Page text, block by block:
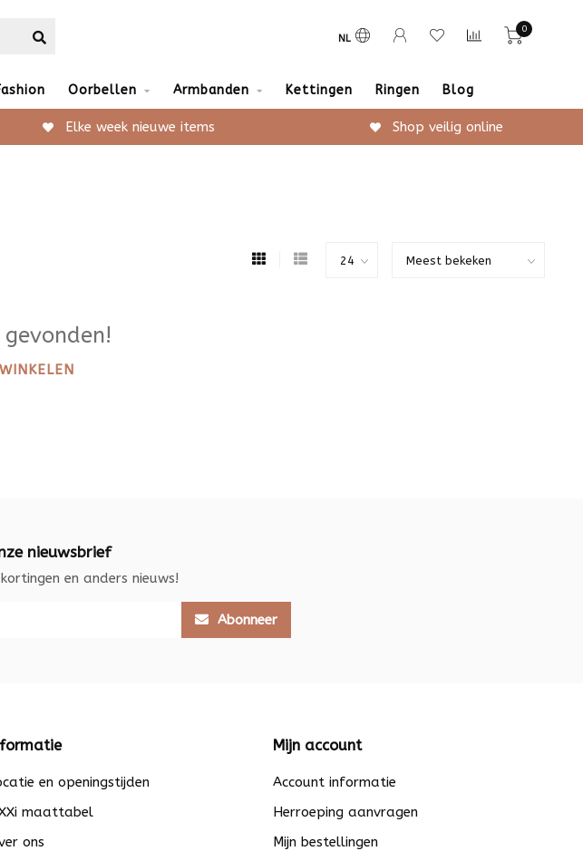
NL
0
Oorbellen Armbanden Kettingen Ringen Blog
Elke week nieuwe items Shop veilig online
nieuwsbrief
en anders nieuws!
Abonneer
en openingstijden
maattabel
ons
Mijn account
Account informatie
Herroeping aanvragen
Mijn bestellingen